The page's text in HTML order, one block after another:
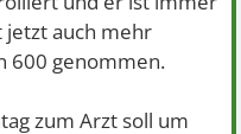
jetzt auch mehr
600 genommen.
zum Arzt soll um